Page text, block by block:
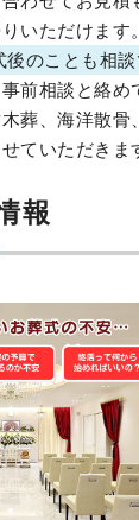
いただけます。
後のことも相談
前相談と絡め
葬、海洋散骨
ていただきま
報